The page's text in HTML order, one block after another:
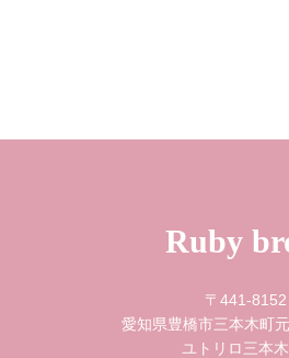
Ruby
〒441-8152
愛知県豊橋市三本木町
ユトリロ三本